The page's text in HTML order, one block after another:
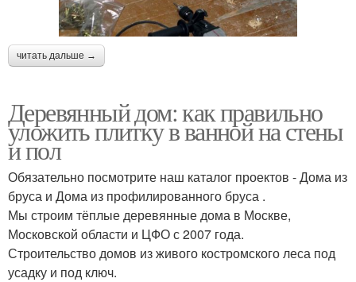
читать дальше →
Деревянный дом: как правильно
уложить плитку в ванной на стены
и пол
Обязательно посмотрите наш каталог проектов - Дома из
бруса и Дома из профилированного бруса .
Мы строим тёплые деревянные дома в Москве,
Московской области и ЦФО с 2007 года.
Строительство домов из живого костромского леса под
усадку и под ключ.